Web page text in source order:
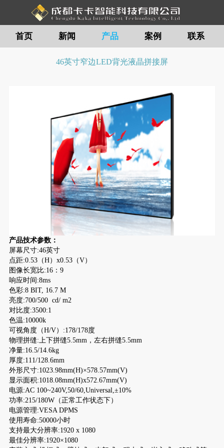
首页 新闻 产品 案例 联系
46英寸窄边LED背光液晶拼接屏
产品技术参数：
屏幕尺寸:46英寸
点距:0.53（H）x0.53（V）
图像长宽比:16：9
响应时间:8ms
色彩:8 BIT, 16.7 M
亮度:700/500 cd/ m2
对比度:3500:1
色温:10000k
可视角度（H/V）:178/178度
物理拼缝:上下拼缝5.5mm，左右拼缝5.5mm
净量:16.5/14.6kg
厚度:111/128.6mm
外形尺寸:1023.98mm(H)×578.57mm(V)
显示面积:1018.08mm(H)x572.67mm(V)
电源:AC 100~240V,50/60,Universal,±10%
功率:215/180W（正常工作状态下）
电源管理:VESA DPMS
使用寿命:50000小时
支持最大分辨率:1920 x 1080
最佳分辨率:1920×1080